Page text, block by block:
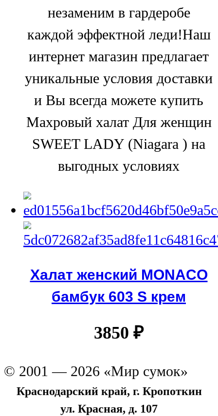
незаменим в гардеробе
каждой эффектной леди!Наш
интернет магазин предлагает
уникальные условия доставки
и Вы всегда можете купить
Махровый халат Для женщин
SWEET LADY (Niagara ) на
выгодных условиях
Халат женский MONACO
бамбук 603 S крем
3850 ₽
© 2001 — 2026 «Мир сумок»
Краснодарский край, г. Кропоткин
ул. Красная, д. 107